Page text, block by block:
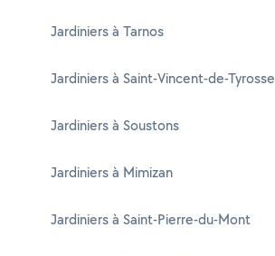
Jardiniers à Tarnos
Jardiniers à Saint-Vincent-de-Tyrosse
Jardiniers à Soustons
Jardiniers à Mimizan
Jardiniers à Saint-Pierre-du-Mont